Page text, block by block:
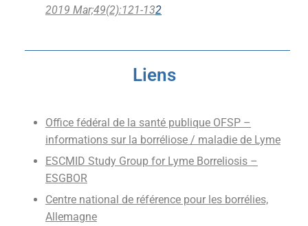
2019 Mar;49(2):121-132
Liens
Office fédéral de la santé publique OFSP –
informations sur la borréliose / maladie de Lyme
ESCMID Study Group for Lyme Borreliosis –
ESGBOR
Centre national de référence pour les borrélies,
Allemagne